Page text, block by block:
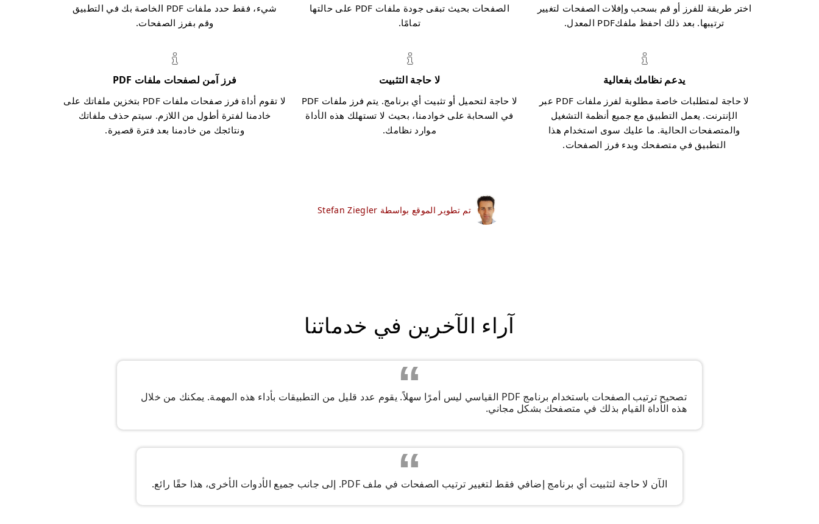
اختر طريقة للفرز أو قم بسحب وإفلات الصفحات لتغيير
ترتيبها. بعد ذلك احفظ ملفكPDF المعدل.
الصفحات بحيث تبقى جودة ملفات PDF على حالتها
تمامًا.
شيء، فقط حدد ملفات PDF الخاصة بك في التطبيق
وقم بفرز الصفحات.
يدعم نظامك بفعالية
لا حاجة لمتطلبات خاصة مطلوبة لفرز ملفات PDF عبر
الإنترنت. يعمل التطبيق مع جميع أنظمة التشغيل
والمتصفحات الحالية. ما عليك سوى استخدام هذا
التطبيق في متصفحك وبدء فرز الصفحات.
لا حاجة التثبيت
لا حاجة لتحميل أو تثبيت أي برنامج. يتم فرز ملفات PDF
في السحابة على خوادمنا، بحيث لا تستهلك هذه الأداة
موارد نظامك.
فرز آمن لصفحات ملفات PDF
لا تقوم أداة فرز صفحات ملفات PDF بتخزين ملفاتك على
خادمنا لفترة أطول من اللازم. سيتم حذف ملفاتك
ونتائجك من خادمنا بعد فترة قصيرة.
تم تطوير الموقع بواسطة Stefan Ziegler
آراء الآخرين في خدماتنا
تصحيح ترتيب الصفحات باستخدام برنامج PDF القياسي ليس أمرًا سهلاً. يقوم عدد قليل من التطبيقات بأداء هذه المهمة. يمكنك من خلال
هذه الأداة القيام بذلك في متصفحك بشكل مجاني.
الآن لا حاجة لتثبيت أي برنامج إضافي فقط لتغيير ترتيب الصفحات في ملف PDF. إلى جانب جميع الأدوات الأخرى، هذا حقًا رائع.